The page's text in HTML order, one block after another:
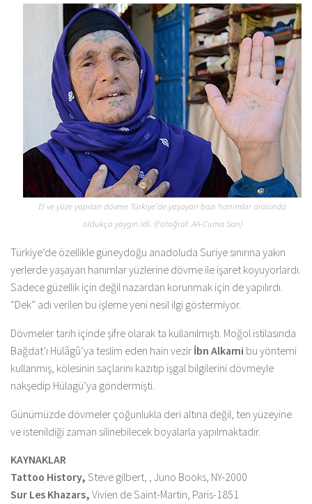
El ve yüze yapılan dövme Türkiye’de yaşayan bazı hanımlar arasında
oldukça yaygın idi. (Fotoğraf: AA-Cuma Sarı)
Türkiye’de özellikle güneydoğu anadoluda Suriye sınırına yakın
yerlerde yaşayan hanımlar yüzlerine dövme ile işaret koyuyorlardı.
Sadece güzellik için değil nazardan korunmak için de yapılırdı.
“Dek” adı verilen bu işleme yeni nesil ilgi göstermiyor.
Dövmeler tarih içinde şifre olarak ta kullanılmıştı. Moğol istilasında
Bağdat’ı Hülâgû’ya teslim eden hain vezir İbn Alkami bu yöntemi
kullanmış, kölesinin saçlarını kazıtıp işgal bilgilerini dövmeyle
nakşedip Hülagü’ya göndermişti.
Günümüzde dövmeler çoğunlukla deri altına değil, ten yüzeyine
ve istenildiği zaman silinebilecek boyalarla yapılmaktadır.
KAYNAKLAR
Tattoo History, Steve gilbert, , Juno Books, NY-2000
Sur Les Khazars, Vivien de Saint-Martin, Paris-1851